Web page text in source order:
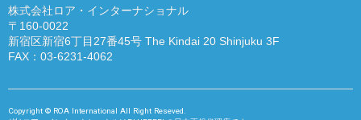
株式会社ロア・インターナショナル
〒160-0022
新宿区新宿6丁目27番45号 The Kindai 20 Shinjuku 3F
FAX：03-6231-4062
Copyright © ROA International All Right Reseved.